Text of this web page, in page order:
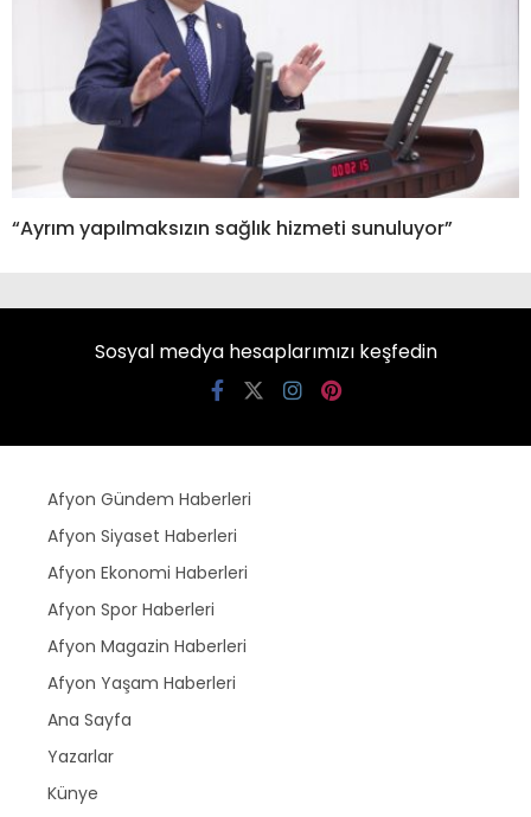
“Ayrım yapılmaksızın sağlık hizmeti sunuluyor”
Sosyal medya hesaplarımızı keşfedin
Afyon Gündem Haberleri
Afyon Siyaset Haberleri
Afyon Ekonomi Haberleri
Afyon Spor Haberleri
Afyon Magazin Haberleri
Afyon Yaşam Haberleri
Ana Sayfa
Yazarlar
Künye